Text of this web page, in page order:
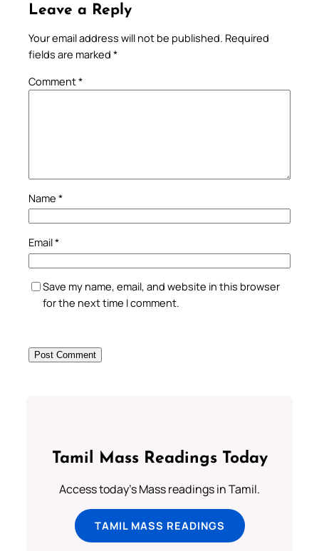
Leave a Reply
Your email address will not be published. Required
fields are marked *
Comment*
Name *
Email*
Save my name, email, and website in this browser
for the next time I comment.
Tamil Mass Readings Today
Access today's Mass readings in Tamil.
TAMIL MASS READINGS